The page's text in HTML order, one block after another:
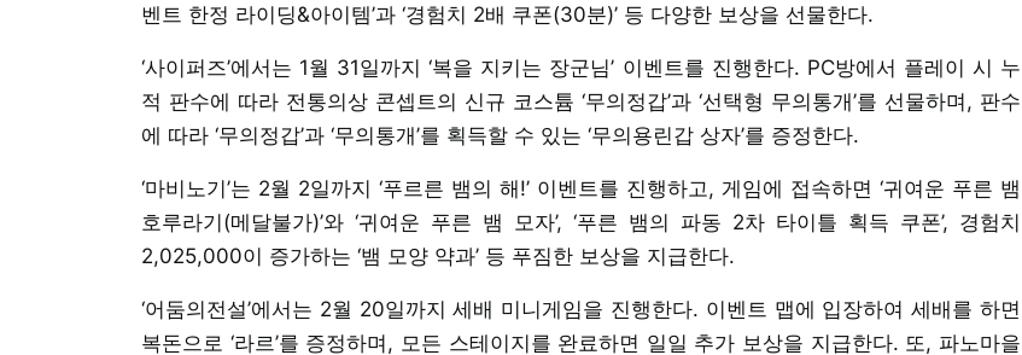
벤트 한정 라이딩&아이템’과 ‘경험치 2배 쿠폰(30분)’ 등 다양한 보상을 선물한다.
‘사이퍼즈’에서는 1월 31일까지 ‘복을 지키는 장군님’ 이벤트를 진행한다. PC방에서 플레이 시 누
적 판수에 따라 전통의상 콘셉트의 신규 코스튬 ‘무의정갑’과 ‘선택형 무의통개’를 선물하며, 판수
에 따라 ‘무의정갑’과 ‘무의통개’를 획득할 수 있는 ‘무의용린갑 상자’를 증정한다.
‘마비노기’는 2월 2일까지 ‘푸르른 뱀의 해!’ 이벤트를 진행하고, 게임에 접속하면 ‘귀여운 푸른 뱀
호루라기(메달불가)’와 ‘귀여운 푸른 뱀 모자’, ‘푸른 뱀의 파동 2차 타이틀 획득 쿠폰’, 경험치
2,025,000이 증가하는 ‘뱀 모양 약과’ 등 푸짐한 보상을 지급한다.
‘어둠의전설’에서는 2월 20일까지 세배 미니게임을 진행한다. 이벤트 맵에 입장하여 세배를 하면
복돈으로 ‘라르’를 증정하며, 모든 스테이지를 완료하면 일일 추가 보상을 지급한다. 또, 파노마을